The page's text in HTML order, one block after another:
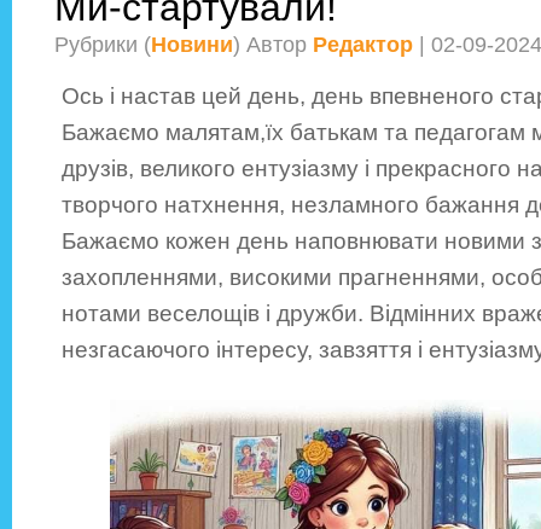
Рубрики (Новини) Автор Редактор | 02-09-2024
Ось і настав цей день, день впевненого
Бажаємо малятам,їх батькам та педагогам
друзів, великого ентузіазму і прекрасного
творчого натхнення, незламного бажання
Бажаємо кожен день наповнювати новими
захопленнями, високими прагненнями,
нотами веселощів і дружби. Відмінних
незгасаючого інтересу, завзяття і